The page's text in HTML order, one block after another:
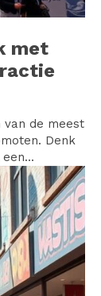
met
van de meest
Denk